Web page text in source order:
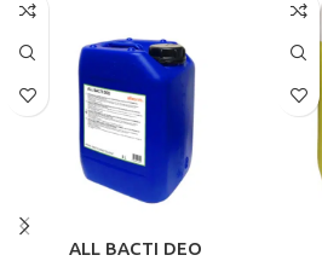
ALL BACTI DEO